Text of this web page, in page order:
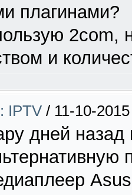
плагинами?
2com,
и
IPTV / 11-10-
дней назад